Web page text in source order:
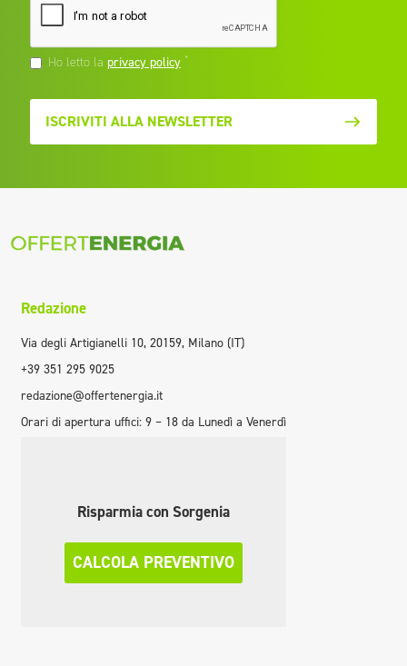
Ho letto la privacy policy *
ISCRIVITI ALLA NEWSLETTER
Redazione
Via degli Artigianelli 10, 20159, Milano (IT)
+39 351 295 9025
redazione@offertenergia.it
Orari di apertura uffici: 9 – 18 da Lunedì a Venerdì
Risparmia con Sorgenia
CALCOLA PREVENTIVO